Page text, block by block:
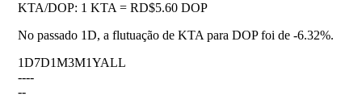
KTA/DOP: 1 KTA = RD$5.60 DOP
No passado 1D, a flutuação de KTA para DOP foi de -6.32%.
1D7D1M3M1YALL
----
--